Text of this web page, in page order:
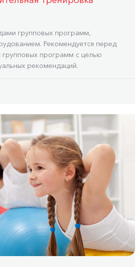
групповых программ,
Рекомендуется перед
программ с целью
рекомендаций.